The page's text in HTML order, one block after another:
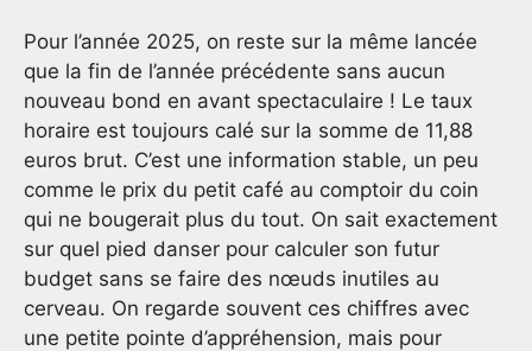
Pour l’année 2025, on reste sur la même lancée
que la fin de l’année précédente sans aucun
nouveau bond en avant spectaculaire ! Le taux
horaire est toujours calé sur la somme de 11,88
euros brut. C’est une information stable, un peu
comme le prix du petit café au comptoir du coin
qui ne bougerait plus du tout. On sait exactement
sur quel pied danser pour calculer son futur
budget sans se faire des nœuds inutiles au
cerveau. On regarde souvent ces chiffres avec
une petite pointe d’appréhension, mais pour